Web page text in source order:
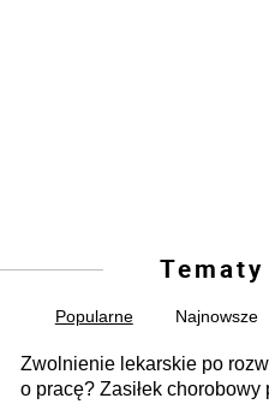
Tematy
Popularne Najnowsze
Zwolnienie lekarskie po
o pracę? Zasiłek chorobowy